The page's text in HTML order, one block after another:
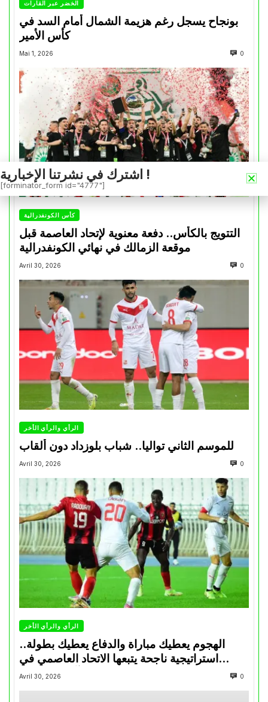
الخضر عبر القارات
بونجاح يسجل رغم هزيمة الشمال أمام السد في
كأس الأمير
Mai 1, 2026 0
كأس الكونفدرالية
التتويج بالكأس.. دفعة معنوية لإتحاد العاصمة قبل
موقعة الزمالك في نهائي الكونفدرالية
Avril 30, 2026 0
الرأي والرأي الأخر
للموسم الثاني تواليا.. شباب بلوزداد دون ألقاب
Avril 30, 2026 0
الرأي والرأي الأخر
الهجوم يعطيك مباراة والدفاع يعطيك بطولة..
استراتيجية ناجحة يتبعها الاتحاد العاصمي في
تتويجاته آخر السنوات
Avril 30, 2026 0
اشترك في نشرتنا الإخبارية !
[forminator_form id="4777"]